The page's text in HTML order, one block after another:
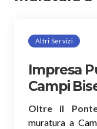
Altri Servizi
Impresa
Campi
Oltre il
muratura a